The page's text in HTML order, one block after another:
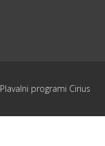
Plavalni programi Cirius